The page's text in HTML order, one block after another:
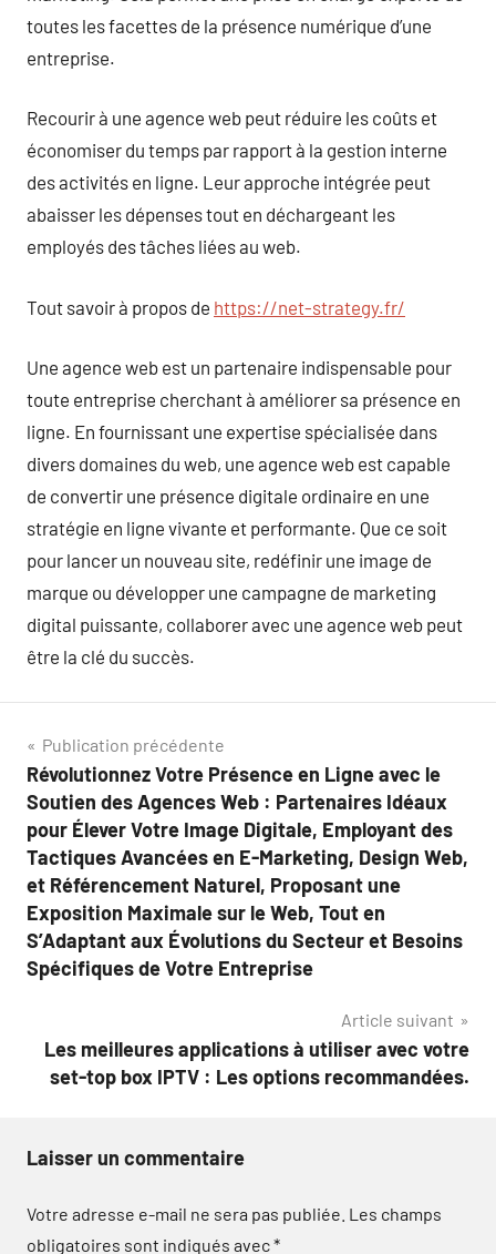
toutes les facettes de la présence numérique d’une
entreprise.
Recourir à une agence web peut réduire les coûts et
économiser du temps par rapport à la gestion interne
des activités en ligne. Leur approche intégrée peut
abaisser les dépenses tout en déchargeant les
employés des tâches liées au web.
Tout savoir à propos de https://net-strategy.fr/
Une agence web est un partenaire indispensable pour
toute entreprise cherchant à améliorer sa présence en
ligne. En fournissant une expertise spécialisée dans
divers domaines du web, une agence web est capable
de convertir une présence digitale ordinaire en une
stratégie en ligne vivante et performante. Que ce soit
pour lancer un nouveau site, redéfinir une image de
marque ou développer une campagne de marketing
digital puissante, collaborer avec une agence web peut
être la clé du succès.
Navigation
de
l’article
Publication précédente
Révolutionnez Votre Présence en Ligne avec le
Soutien des Agences Web : Partenaires Idéaux
pour Élever Votre Image Digitale, Employant des
Tactiques Avancées en E-Marketing, Design Web,
et Référencement Naturel, Proposant une
Exposition Maximale sur le Web, Tout en
S’Adaptant aux Évolutions du Secteur et Besoins
Spécifiques de Votre Entreprise
Article suivant
Les meilleures applications à utiliser avec votre
set-top box IPTV : Les options recommandées.
Laisser un commentaire
Votre adresse e-mail ne sera pas publiée. Les champs
obligatoires sont indiqués avec*